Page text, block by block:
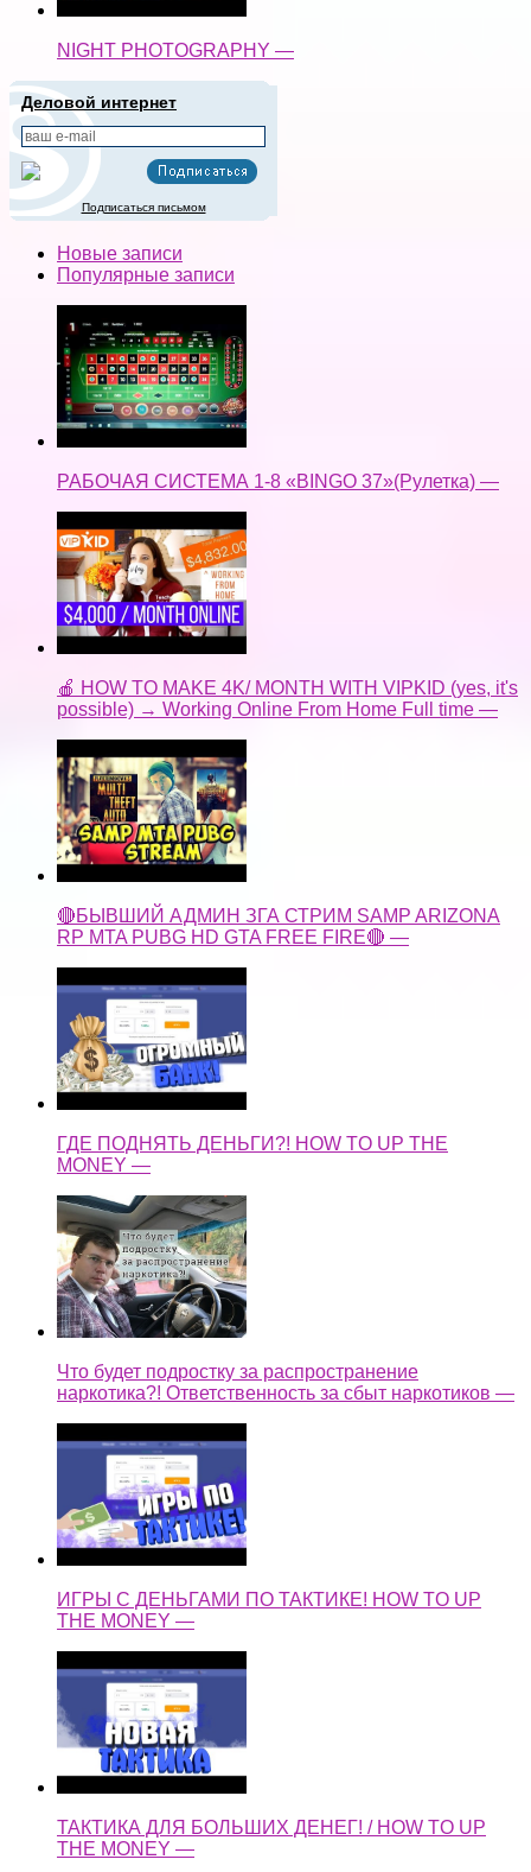
NIGHT PHOTOGRAPHY —
Деловой интернет
Подписаться письмом
Новые записи
Популярные записи
РАБОЧАЯ СИСТЕМА 1-8 «BINGO 37»(Рулетка) —
🍎 HOW TO MAKE 4K/ MONTH WITH VIPKID (yes, it's
possible) → Working Online From Home Full time —
🔴БЫВШИЙ АДМИН ЗГА СТРИМ SAMP ARIZONA
RP MTA PUBG HD GTA FREE FIRE🔴 —
ГДЕ ПОДНЯТЬ ДЕНЬГИ?! HOW TO UP THE
MONEY —
Что будет подростку за распространение
наркотика?! Ответственность за сбыт наркотиков —
ИГРЫ С ДЕНЬГАМИ ПО ТАКТИКЕ! HOW TO UP
THE MONEY —
ТАКТИКА ДЛЯ БОЛЬШИХ ДЕНЕГ! / HOW TO UP
THE MONEY —